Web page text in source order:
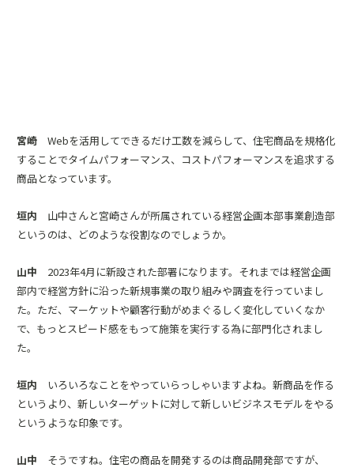
宮崎 Webを活用してできるだけ工数を減らして、住宅商品を規格化
することでタイムパフォーマンス、コストパフォーマンスを追求する
商品となっています。
垣内 山中さんと宮崎さんが所属されている経営企画本部事業創造部
というのは、どのような役割なのでしょうか。
山中 2023年4月に新設された部署になります。それまでは経営企画
部内で経営方針に沿った新規事業の取り組みや調査を行っていまし
た。ただ、マーケットや顧客行動がめまぐるしく変化していくなか
で、もっとスピード感をもって施策を実行する為に部門化されまし
た。
垣内 いろいろなことをやっていらっしゃいますよね。新商品を作る
というより、新しいターゲットに対して新しいビジネスモデルをやる
というような印象です。
山中 そうですね。住宅の商品を開発するのは商品開発部ですが、